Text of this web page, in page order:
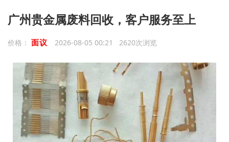
广州贵金属废料回收，客户服务至上
价格： 面议 2026-08-05 00:21 2620次浏览